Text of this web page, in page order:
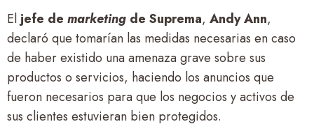
Eljefe de marketing de Suprema, Andy Ann,
declaró que tomarían las medidas necesarias en caso
de haber existido una amenaza grave sobre sus
productos o servicios, haciendo los anuncios que
fueron necesarios para que los negocios y activos de
sus clientes estuvieran bien protegidos.